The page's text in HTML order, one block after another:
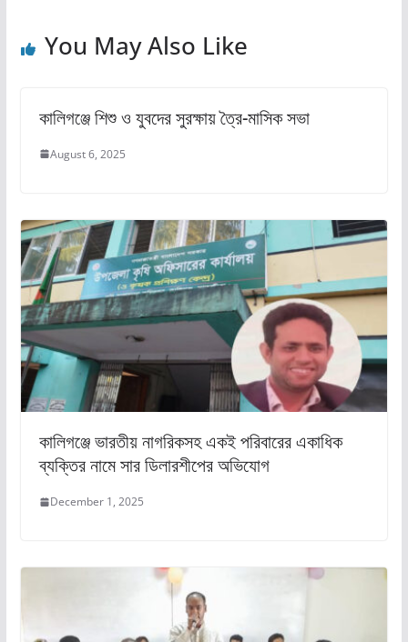
You May Also Like
কালিগঞ্জে শিশু ও যুবদের সুরক্ষায় ত্রৈ-মাসিক সভা
August 6, 2025
কালিগঞ্জে ভারতীয় নাগরিকসহ একই পরিবারের একাধিক
ব্যক্তির নামে সার ডিলারশীপের অভিযোগ
December 1, 2025